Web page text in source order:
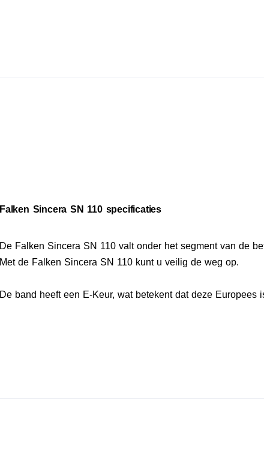
Falken Sincera SN 110 specificaties
De Falken Sincera SN 110 valt onder het segment van de
Met de Falken Sincera SN 110 kunt u veilig de weg op.
De band heeft een E-Keur, wat betekent dat deze Europees